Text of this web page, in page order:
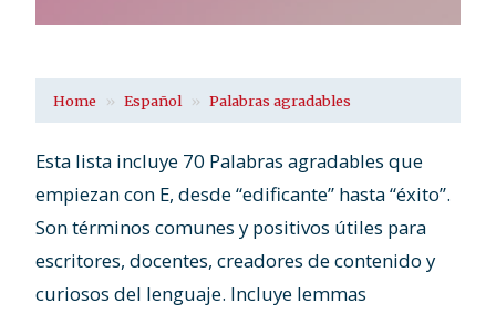
Home Español Palabras agradables
Esta lista incluye 70 Palabras agradables que
empiezan con E, desde “edificante” hasta “éxito”.
Son términos comunes y positivos útiles para
escritores, docentes, creadores de contenido y
curiosos del lenguaje. Incluye lemmas